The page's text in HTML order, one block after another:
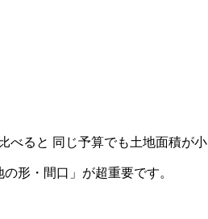
べると 同じ予算でも土地面積が小
形・間口」が超重要です。